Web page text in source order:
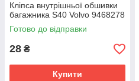
Кліпса внутрішньої обшивки
багажника S40 Volvo 9468278
Готово до відправки
28 ₴
Купити